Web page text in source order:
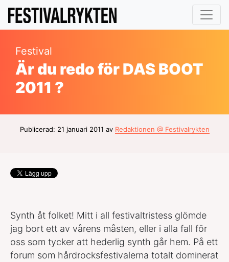
Festival
Är du redo för DAS BOOT
2011 ?
Publicerad: 21 januari 2011 av Redaktionen @ Festivalrykten
Synth åt folket! Mitt i all festivaltristess glömde
jag bort ett av vårens måsten, eller i alla fall för
oss som tycker att hederlig synth går hem. På ett
forum som hårdrocksfestivalerna totalt dominerat